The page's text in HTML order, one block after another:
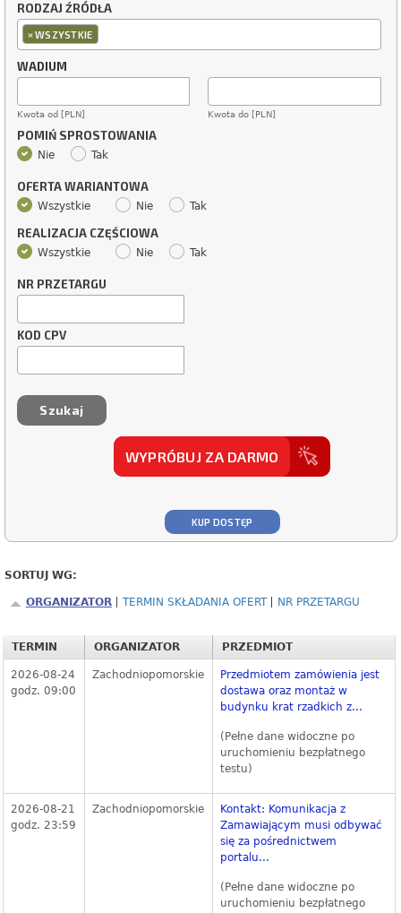
RODZAJ ŹRÓDŁA
×WSZYSTKIE
WADIUM
Kwota od [PLN] Kwota do [PLN]
POMIŃ SPROSTOWANIA
Nie Tak
OFERTA WARIANTOWA
Wszystkie Nie Tak
REALIZACJA CZĘŚCIOWA
Wszystkie Nie Tak
NR PRZETARGU
KOD CPV
WYPRÓBUJ ZA DARMO
KUP DOSTĘP
SORTUJ WG:
ORGANIZATOR TERMIN SKŁADANIA OFERT NR PRZETARGU
TERMIN ORGANIZATOR PRZEDMIOT
2026-08-24
godz. 09:00
Zachodniopomorskie
Przedmiotem zamówienia jest
dostawa oraz montaż w
budynku krat rzadkich z...
(Pełne dane widoczne po
uruchomieniu bezpłatnego
testu)
2026-08-21
godz. 23:59
Zachodniopomorskie
Kontakt: Komunikacja z
Zamawiającym musi odbywać
się za pośrednictwem
portalu...
(Pełne dane widoczne po
uruchomieniu bezpłatnego